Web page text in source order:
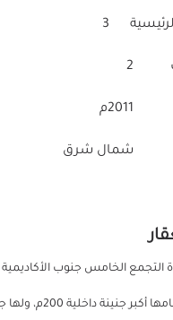
3
2
2011م
شمال شرق
التجمع الخامس جنوب